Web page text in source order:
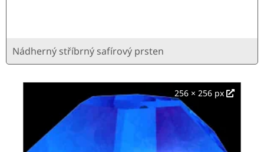
Nádherný stříbrný safírový prsten
256 × 256 px